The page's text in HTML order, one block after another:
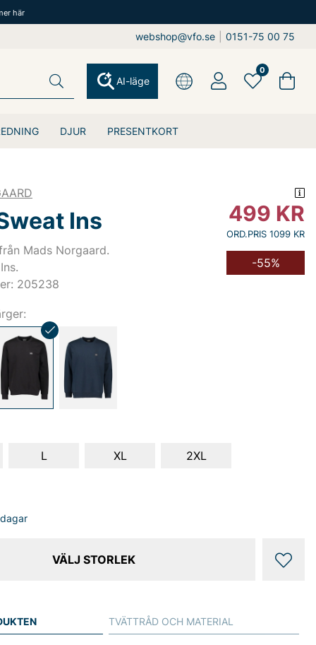
här
webshop@vfo.se 0151-75 00 75
DJUR PRESENTKORT
AI-läge
0
Ins
Mads Norgaard.
205238
499 KR
ORD.PRIS 1099 KR
-55%
L XL 2XL
VÄLJ STORLEK
TVÄTTRÅD OCH MATERIAL